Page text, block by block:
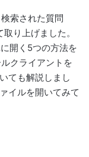
索された質問
り上げました。
開く5つの方法を
クライアントを
ても解説しまし
イルを開いてみて